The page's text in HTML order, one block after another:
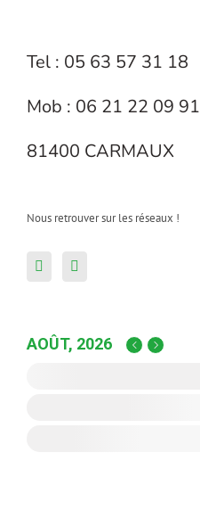
Tel : 05 63 57 31 18
Mob : 06 21 22 09 91
81400 CARMAUX
Nous retrouver sur les réseaux !
AOÛT, 2026